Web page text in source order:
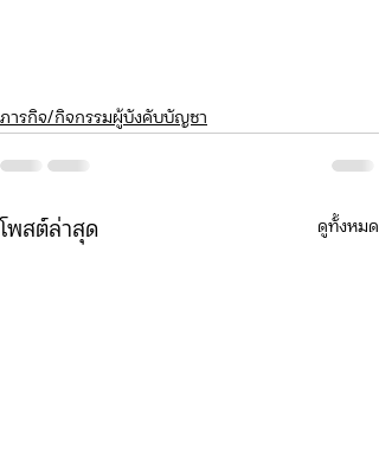
ภารกิจ/กิจกรรมผู้บังคับบัญชา
โพสต์ล่าสุด ดูทั้งหมด